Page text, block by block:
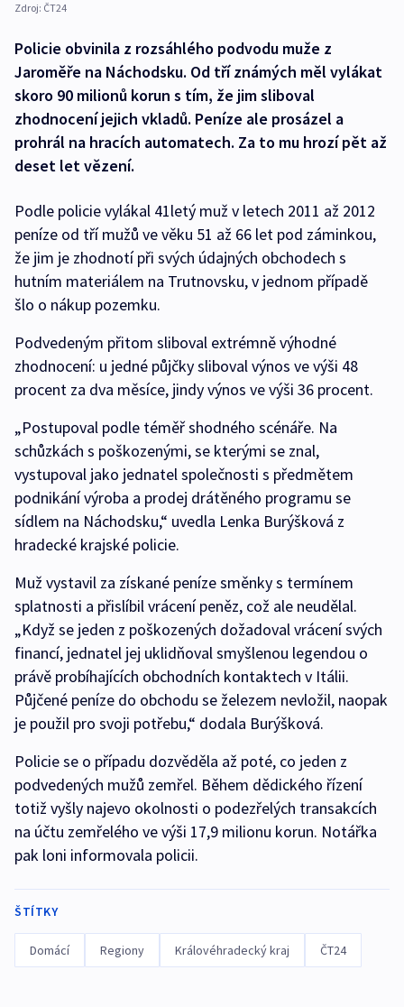
Zdroj: ČT24
Policie obvinila z rozsáhlého podvodu muže z
Jaroměře na Náchodsku. Od tří známých měl vylákat
skoro 90 milionů korun s tím, že jim sliboval
zhodnocení jejich vkladů. Peníze ale prosázel a
prohrál na hracích automatech. Za to mu hrozí pět až
deset let vězení.
Podle policie vylákal 41letý muž v letech 2011 až 2012
peníze od tří mužů ve věku 51 až 66 let pod záminkou,
že jim je zhodnotí při svých údajných obchodech s
hutním materiálem na Trutnovsku, v jednom případě
šlo o nákup pozemku.
Podvedeným přitom sliboval extrémně výhodné
zhodnocení: u jedné půjčky sliboval výnos ve výši 48
procent za dva měsíce, jindy výnos ve výši 36 procent.
„Postupoval podle téměř shodného scénáře. Na
schůzkách s poškozenými, se kterými se znal,
vystupoval jako jednatel společnosti s předmětem
podnikání výroba a prodej drátěného programu se
sídlem na Náchodsku,“ uvedla Lenka Burýšková z
hradecké krajské policie.
Muž vystavil za získané peníze směnky s termínem
splatnosti a přislíbil vrácení peněz, což ale neudělal.
„Když se jeden z poškozených dožadoval vrácení svých
financí, jednatel jej uklidňoval smyšlenou legendou o
právě probíhajících obchodních kontaktech v Itálii.
Půjčené peníze do obchodu se železem nevložil, naopak
je použil pro svoji potřebu,“ dodala Burýšková.
Policie se o případu dozvěděla až poté, co jeden z
podvedených mužů zemřel. Během dědického řízení
totiž vyšly najevo okolnosti o podezřelých transakcích
na účtu zemřelého ve výši 17,9 milionu korun. Notářka
pak loni informovala policii.
ŠTÍTKY
Domácí Regiony Královéhradecký kraj ČT24